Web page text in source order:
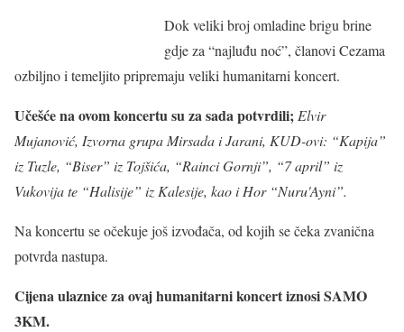
Dok veliki broj omladine brigu brine
gdje za “najluđu noć”, članovi Cezama
ozbiljno i temeljito pripremaju veliki humanitarni koncert.
Učešće na ovom koncertu su za sada potvrdili; Elvir
Mujanović, Izvorna grupa Mirsada i Jarani, KUD-ovi: “Kapija”
iz Tuzle, “Biser” iz Tojšića, “Rainci Gornji”, “7 april” iz
Vukovija te “Halisije” iz Kalesije, kao i Hor “Nuru'Ayni”.
Na koncertu se očekuje još izvođača, od kojih se čeka zvanična
potvrda nastupa.
Cijena ulaznice za ovaj humanitarni koncert iznosi SAMO
3KM.